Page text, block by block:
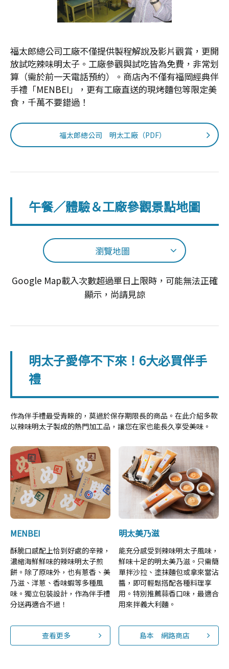
福太郎總公司工廠不僅提供製程解說及影片觀賞，更開
放試吃辣味明太子。工廠參觀與試吃皆為免費，非常划
算（需於前一天電話預約）。商店內不僅有福岡經典伴
手禮「MENBEI」，更有工廠直送的現烤麵包等限定美
食，千萬不要錯過！
福太郎總公司 明太工廠（PDF）
午餐／體驗＆工廠參觀景點地圖
瀏覽地圖
Google Map載入次數超過單日上限時，可能無法正確
顯示，尚請見諒
明太子愛停不下來！6大必買伴手
禮
作為伴手禮最受青睞的，莫過於保存期限長的商品。在此介紹多款
以辣味明太子製成的熱門加工品，讓您在家也能長久享受美味。
MENBEI
酥脆口感配上恰到好處的辛辣，
濃縮海鮮鮮味的辣味明太子煎
餅。除了原味外，也有蔥香、美
乃滋、洋蔥、香味蝦等多種風
味。獨立包裝設計，作為伴手禮
分送再適合不過！
查看更多
明太美乃滋
能充分感受到辣味明太子風味，
鮮味十足的明太美乃滋。只需簡
單拌沙拉、塗抹麵包或拿來當沾
醬，即可輕鬆搭配各種料理享
用。特別推薦蒜香口味，最適合
用來拌義大利麵。
島本 網路商店